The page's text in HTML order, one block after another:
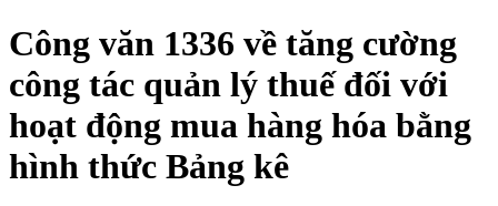
Công văn 1336 về tăng cường
công tác quản lý thuế đối với
hoạt động mua hàng hóa bằng
hình thức Bảng kê